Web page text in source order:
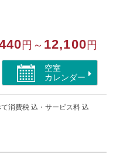
）
る部屋/ペット同室/
円～ 12,100 円
空室
カレンダー
消費税 込・サービス料 込